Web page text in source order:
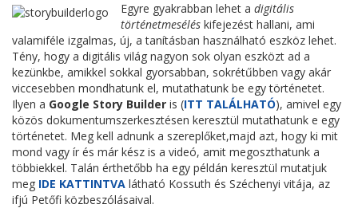
Egyre gyakrabban lehet a digitális
történetmesélés kifejezést hallani, ami
valamiféle izgalmas, új, a tanításban használható eszköz lehet.
Tény, hogy a digitális világ nagyon sok olyan eszközt ad a
kezünkbe, amikkel sokkal gyorsabban, sokrétűbben vagy akár
viccesebben mondhatunk el, mutathatunk be egy történetet.
Ilyen a Google Story Builder is (ITT TALÁLHATÓ), amivel egy
közös dokumentumszerkesztésen keresztül mutathatunk e egy
történetet. Meg kell adnunk a szereplőket,majd azt, hogy ki mit
mond vagy ír és már kész is a videó, amit megoszthatunk a
többiekkel. Talán érthetőbb ha egy példán keresztül mutatjuk
meg IDE KATTINTVA látható Kossuth és Széchenyi vitája, az
ifjú Petőfi közbeszólásaival.